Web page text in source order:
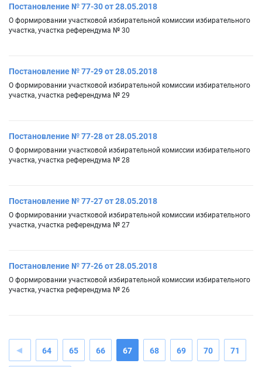
Постановление № 77-30 от 28.05.2018
О формировании участковой избирательной комиссии избирательного
участка, участка референдума № 30
Постановление № 77-29 от 28.05.2018
О формировании участковой избирательной комиссии избирательного
участка, участка референдума № 29
Постановление № 77-28 от 28.05.2018
О формировании участковой избирательной комиссии избирательного
участка, участка референдума № 28
Постановление № 77-27 от 28.05.2018
О формировании участковой избирательной комиссии избирательного
участка, участка референдума № 27
Постановление № 77-26 от 28.05.2018
О формировании участковой избирательной комиссии избирательного
участка, участка референдума № 26
64 65 66 67 68 69 70 71